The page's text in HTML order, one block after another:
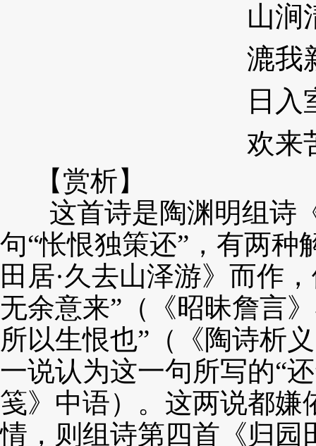
山涧
漉我
日入
欢来
【赏析】
这首诗是陶渊明组诗
句“怅恨独策还”， 有两种
田居·久去山泽游》而作
无余意来” （《昭昧詹言
所以生恨也”（《陶诗析
一说认为这一句所写的“
笺》中语）。这两说都嫌
情，则组诗第四首《归园